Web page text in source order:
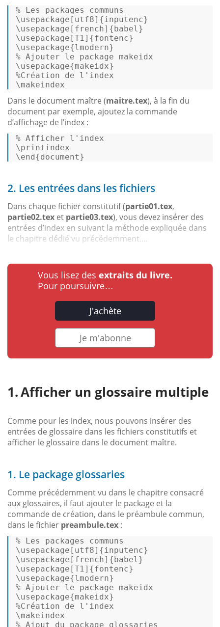
% Les packages communs
\usepackage[utf8]{inputenc}
\usepackage[french]{babel}
\usepackage[T1]{fontenc}
% Ajouter le package makeidx
%Création de l 'index
\makeindex
Dans le document maître (maitre.tex), à la fin du
document par exemple, ajoutez la commande
d’affichage de l’index :
% Afficher l 'index
\printindex
\end{document}
2. Les entrées dans les fichiers
Dans chaque fichier constitutif (partie01.tex,
partie02.tex et partie03.tex), vous devez insérer des
entrées d’index en suivant la méthode expliquée dans
le chapitre dédié vu précédemment....
Vous lisez des extraits du livre.
Pour poursuivre…
J'achète
Je m'abonne
Afficher un glossaire multiple
Comme pour les index, nous pouvons insérer des
entrées de glossaire dans les fichiers constitutifs et
afficher le glossaire dans le document maître.
1. Le package glossaries
Comme précédemment vu dans le chapitre consacré
aux glossaires, il faut ajouter le package et la
commande de création, dans le préambule commun,
dans le fichier preambule.tex :
% Les packages communs
\usepackage[utf8]{inputenc}
\usepackage[french]{babel}
\usepackage[T1]{fontenc}
% Ajouter le package makeidx
%Création de l 'index
% Ajout du package glossaries